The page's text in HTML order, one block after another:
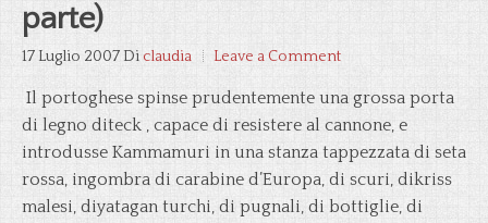
parte)
17 Luglio 2007 Di claudia Leave a Comment
Il portoghese spinse prudentemente una grossa porta
di legno diteck , capace di resistere al cannone, e
introdusse Kammamuri in una stanza tappezzata di seta
rossa, ingombra di carabine d’Europa, di scuri, dikriss
malesi, diyatagan turchi, di pugnali, di bottiglie, di